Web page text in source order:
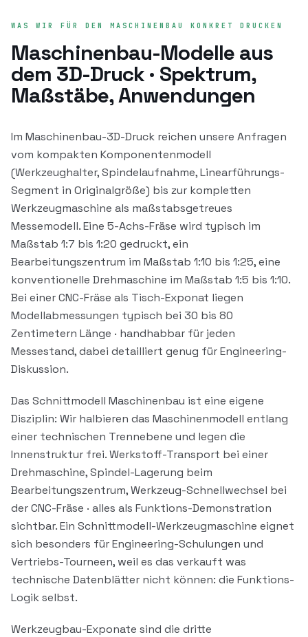
WAS WIR FÜR DEN MASCHINENBAU KONKRET DRUCKEN
Maschinenbau-Modelle aus
dem 3D-Druck · Spektrum,
Maßstäbe, Anwendungen
Im Maschinenbau-3D-Druck reichen unsere Anfragen
vom kompakten Komponentenmodell
(Werkzeughalter, Spindelaufnahme, Linearführungs-
Segment in Originalgröße) bis zur kompletten
Werkzeugmaschine als maßstabsgetreues
Messemodell. Eine 5-Achs-Fräse wird typisch im
Maßstab 1:7 bis 1:20 gedruckt, ein
Bearbeitungszentrum im Maßstab 1:10 bis 1:25, eine
konventionelle Drehmaschine im Maßstab 1:5 bis 1:10.
Bei einer CNC-Fräse als Tisch-Exponat liegen
Modellabmessungen typisch bei 30 bis 80
Zentimetern Länge · handhabbar für jeden
Messestand, dabei detailliert genug für Engineering-
Diskussion.
Das Schnittmodell Maschinenbau ist eine eigene
Disziplin: Wir halbieren das Maschinenmodell entlang
einer technischen Trennebene und legen die
Innenstruktur frei. Werkstoff-Transport bei einer
Drehmaschine, Spindel-Lagerung beim
Bearbeitungszentrum, Werkzeug-Schnellwechsel bei
der CNC-Fräse · alles als Funktions-Demonstration
sichtbar. Ein Schnittmodell-Werkzeugmaschine eignet
sich besonders für Engineering-Schulungen und
Vertriebs-Tourneen, weil es das verkauft was
technische Datenblätter nicht können: die Funktions-
Logik selbst.
Werkzeugbau-Exponate sind die dritte